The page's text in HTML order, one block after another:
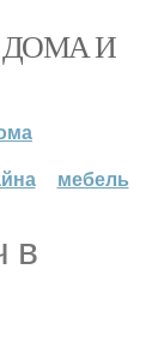
ДОМА И
мебель
в